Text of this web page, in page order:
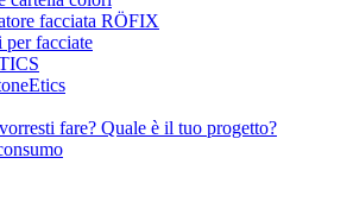
facciata RÖFIX
facciate
fare? Quale è il tuo progetto?